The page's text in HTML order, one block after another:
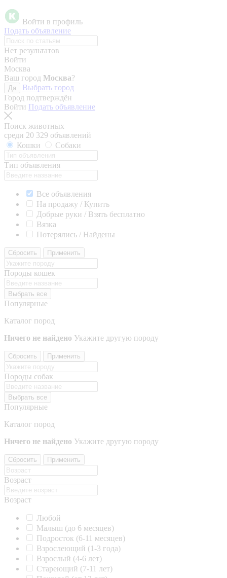
Войти в профиль
Подать объявление
Нет результатов
Войти
Москва
Ваш город Москва?
Да
Выбрать город
Город подтверждён
Войти Подать объявление
Поиск животных
среди 20 329 объявлений
Кошки
Собаки
Тип объявления
Все объявления
На продажу / Купить
Добрые руки / Взять бесплатно
Вязка
Потерялись / Найдены
Сбросить Применить
Породы кошек
Выбрать все
Популярные
Каталог пород
Ничего не найдено Укажите другую породу
Сбросить Применить
Породы собак
Выбрать все
Популярные
Каталог пород
Ничего не найдено Укажите другую породу
Сбросить Применить
Возраст
Возраст
Любой
Малыш (до 6 месяцев)
Подросток (6-11 месяцев)
Взрослеющий (1-3 года)
Взрослый (4-6 лет)
Стареющий (7-11 лет)